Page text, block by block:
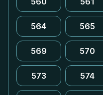
564 565
569 570
573 574